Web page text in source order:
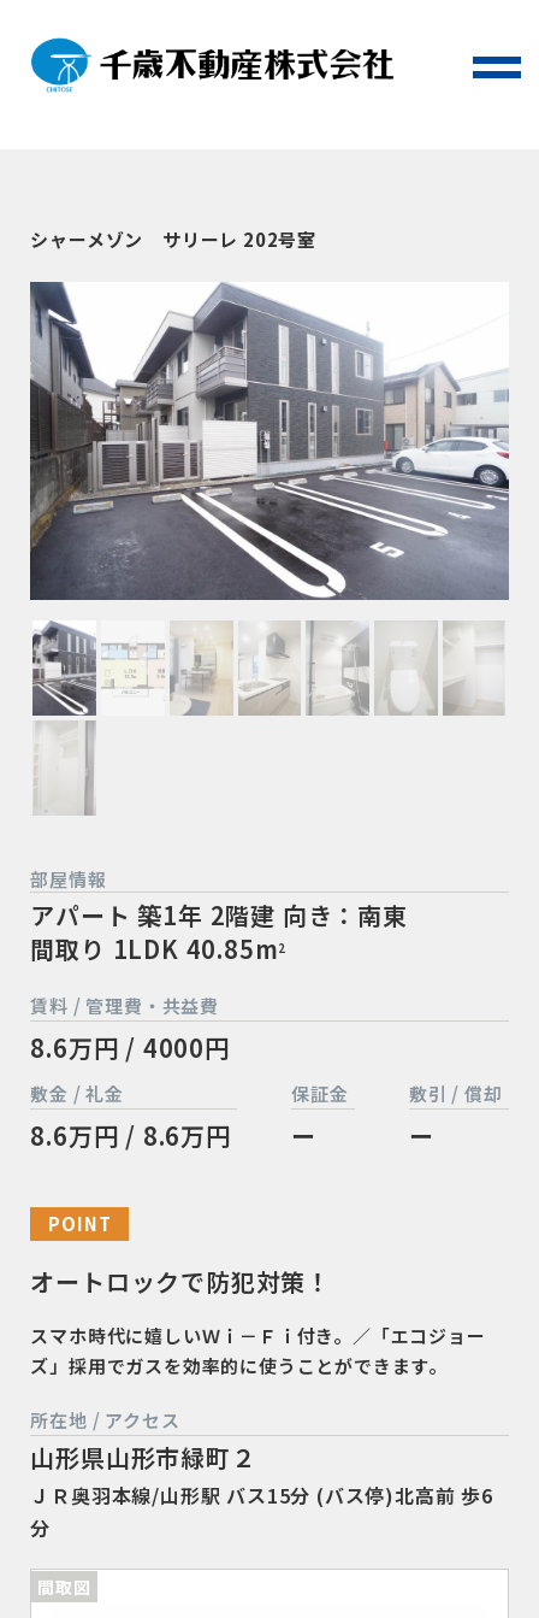
シャーメゾン サリーレ 202号室
部屋情報
アパート 築1年 2階建 向き：南東
間取り 1LDK 40.85m2
賃料 / 管理費・共益費
8.6万円 / 4000円
敷金 / 礼金
8.6万円 / 8.6万円
保証金
ー
敷引 / 償却
ー
POINT
オートロックで防犯対策！
スマホ時代に嬉しいＷｉ－Ｆｉ付き。／「エコジョー
ズ」採用でガスを効率的に使うことができます。
所在地 / アクセス
山形県山形市緑町２
ＪＲ奥羽本線/山形駅 バス15分 (バス停)北高前 歩6
分
間取図